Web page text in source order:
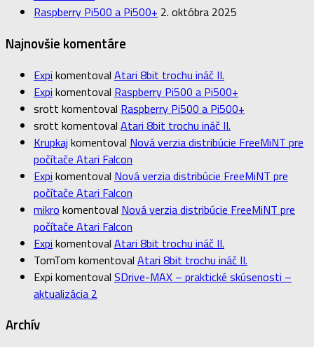
Raspberry Pi500 a Pi500+ 2. októbra 2025
Najnovšie komentáre
Expi komentoval Atari 8bit trochu ináč II.
Expi komentoval Raspberry Pi500 a Pi500+
srott komentoval Raspberry Pi500 a Pi500+
srott komentoval Atari 8bit trochu ináč II.
Krupkaj komentoval Nová verzia distribúcie FreeMiNT pre
počítače Atari Falcon
Expi komentoval Nová verzia distribúcie FreeMiNT pre
počítače Atari Falcon
mikro komentoval Nová verzia distribúcie FreeMiNT pre
počítače Atari Falcon
Expi komentoval Atari 8bit trochu ináč II.
TomTom komentoval Atari 8bit trochu ináč II.
Expi komentoval SDrive-MAX – praktické skúsenosti –
aktualizácia 2
Archív